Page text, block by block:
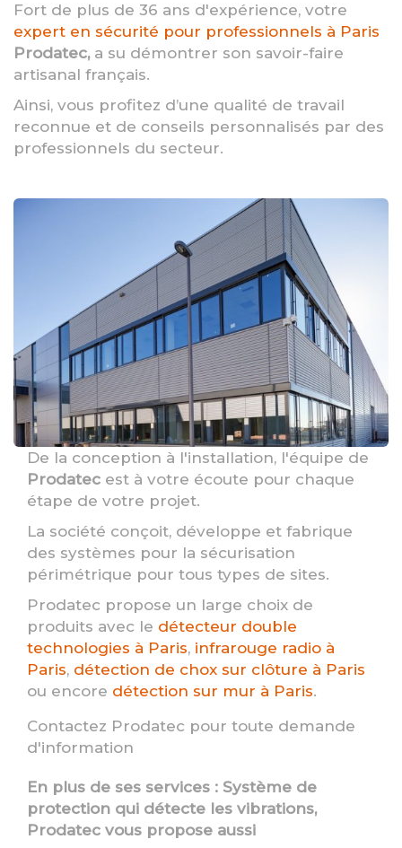
Fort de plus de 36 ans d'expérience, votre
expert en sécurité pour professionnels à Paris
Prodatec, a su démontrer son savoir-faire
artisanal français.
Ainsi, vous profitez d’une qualité de travail
reconnue et de conseils personnalisés par des
professionnels du secteur.
De la conception à l'installation, l'équipe de
Prodatec est à votre écoute pour chaque
étape de votre projet.
La société conçoit, développe et fabrique
des systèmes pour la sécurisation
périmétrique pour tous types de sites.
Prodatec propose un large choix de
produits avec le détecteur double
technologies à Paris, infrarouge radio à
Paris, détection de chox sur clôture à Paris
ou encore détection sur mur à Paris.
Contactez Prodatec pour toute demande
d'information
En plus de ses services : Système de
protection qui détecte les vibrations,
Prodatec vous propose aussi